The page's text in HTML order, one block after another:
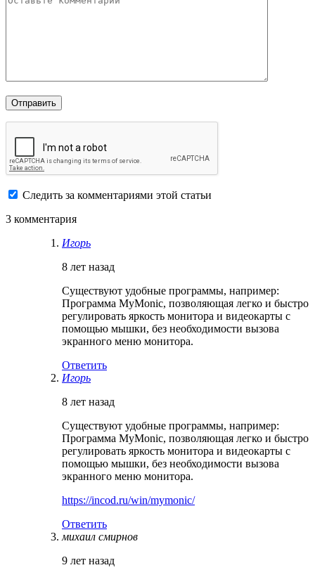
Следить за комментариями этой статьи
3 комментария
Игорь
8 лет назад
Существуют удобные программы, например:
Программа MyMonic, позволяющая легко и быстро
регулировать яркость монитора и видеокарты с
помощью мышки, без необходимости вызова
экранного меню монитора.
Ответить
Игорь
8 лет назад
Существуют удобные программы, например:
Программа MyMonic, позволяющая легко и быстро
регулировать яркость монитора и видеокарты с
помощью мышки, без необходимости вызова
экранного меню монитора.
https://incod.ru/win/mymonic/
Ответить
михаил смирнов
9 лет назад